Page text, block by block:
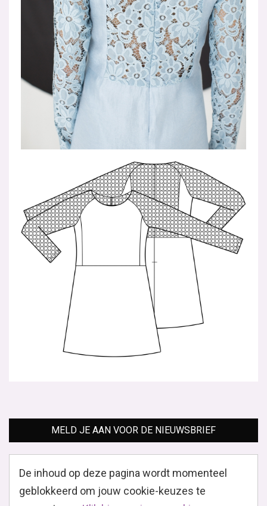
MELD JE AAN VOOR DE NIEUWSBRIEF
De inhoud op deze pagina wordt momenteel
geblokkeerd om jouw cookie-keuzes te